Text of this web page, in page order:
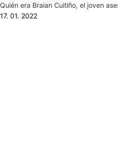
Quién era Braian Cuitiño, el joven
17. 01. 2022